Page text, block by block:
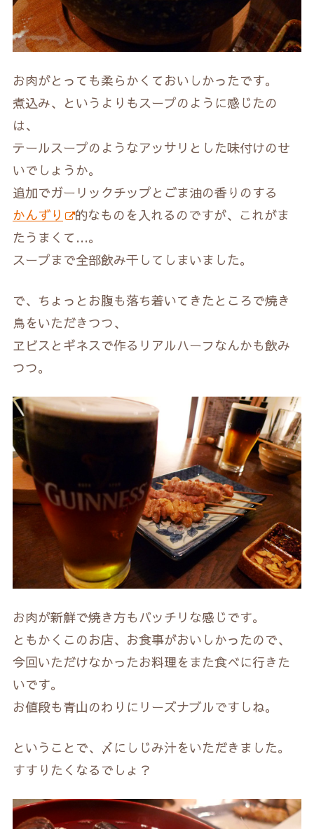
お肉がとっても柔らかくておいしかったです。
煮込み、というよりもスープのように感じたの
は、
テールスープのようなアッサリとした味付けのせ
いでしょうか。
追加でガーリックチップとごま油の香りのする
かんずり
的なものを入れるのですが、これがま
たうまくて…。
スープまで全部飲み干してしまいました。
で、ちょっとお腹も落ち着いてきたところで焼き
鳥をいただきつつ、
ヱビスとギネスで作るリアルハーフなんかも飲み
つつ。
お肉が新鮮で焼き方もバッチリな感じです。
ともかくこのお店、お食事がおいしかったので、
今回いただけなかったお料理をまた食べに行きた
いです。
お値段も青山のわりにリーズナブルですしね。
ということで、〆にしじみ汁をいただきました。
すすりたくなるでしょ？